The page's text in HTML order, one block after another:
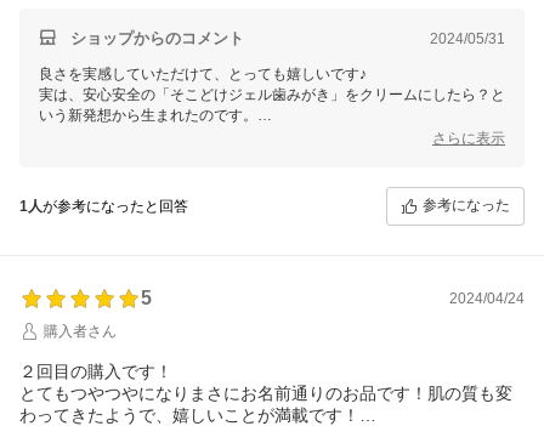
ショップからのコメント 2024/05/31
良さを実感していただけて、とっても嬉しいです♪
実は、安心安全の「そこどけジェル歯みがき」をクリームにしたら？と
いう新発想から生まれたのです。
ひとりさんの魔法を、楽しんでいただけて最幸(さいこう)です。
つやつやの唇に生まれ変わって、本当に良かったです。
何でも、お気軽に ご連絡くださいね。
ご縁に、心から感謝してます♪
銀座まるかん専門店オーロラ
代表 高津きみ花
さらに表示
1人が参考になったと回答 参考になった
5
2024/04/24
購入者さん
２回目の購入です！
とてもつやつやになりまさにお名前通りのお品です！肌の質も変
わってきたようで、嬉しいことが満載です！